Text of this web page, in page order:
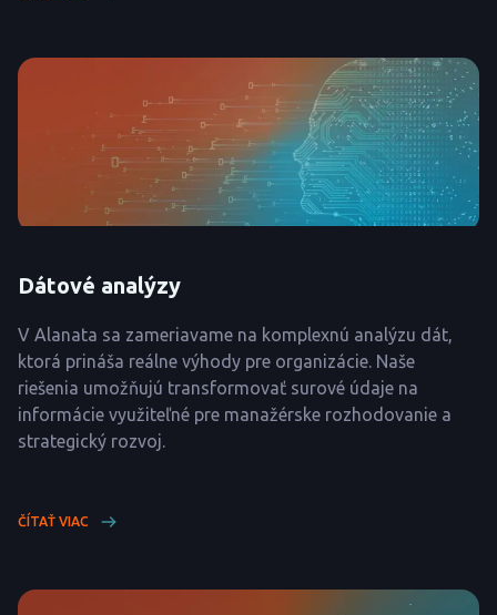
Dátové analýzy
V Alanata sa zameriavame na komplexnú analýzu dát,
ktorá prináša reálne výhody pre organizácie. Naše
riešenia umožňujú transformovať surové údaje na
informácie využiteľné pre manažérske rozhodovanie a
strategický rozvoj.
ČÍTAŤ VIAC